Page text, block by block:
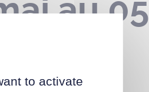
au 05
to activate